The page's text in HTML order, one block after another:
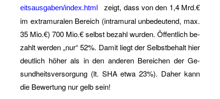
eits​ausg​aben/​index.​html
zeigt, dass von den 1,4 Mrd.€
im ex­tra­mu­ra­len Be­reich (in­tra­mu­ral un­be­deu­tend, max.
35 Mio.€) 700 Mio.€ selbst be­zahl wur­den. Öf­fent­lich be­
zahlt wer­den „nur“ 52%. Damit liegt der Selbst­be­halt hier
deut­lich höher als in den an­de­ren Be­rei­chen der Ge­
sund­heits­ver­sor­gung (lt. SHA etwa 23%). Daher kann
die Be­wer­tung nur gelb sein!